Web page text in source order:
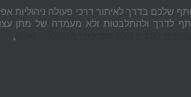
שלכם בדרך לאיתור דרכי פעולה ניהוליות
לדרך ולהתלבטות ולא מעמדה של מתן
.